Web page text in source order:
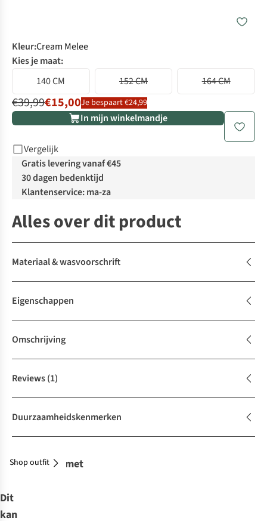
Kleur:Cream Melee
Kies je maat:
140 CM
152 CM 164 CM
€39,99€15,00Je bespaart €24,99
In mijn winkelmandje
Vergelijk
Gratis levering vanaf €45
30 dagen bedenktijd
Klantenservice: ma-za
Alles over dit product
Materiaal & wasvoorschrift
Eigenschappen
Omschrijving
Reviews(1)
Duurzaamheidskenmerken
Combineer met
Shop outfit
Dit
kan